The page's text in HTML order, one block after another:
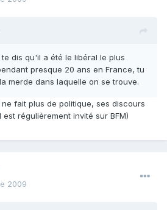
dis qu'il a été le libéral le plus
presque 20 ans en France, tu
merde dans laquelle on se trouve.
fait plus de politique, ses discours
régulièrement invité sur BFM)
2009